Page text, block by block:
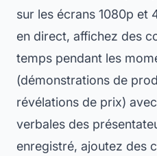
sur les écrans 1080p et
en direct, affichez des
temps pendant les
(démonstrations de
révélations de prix)
verbales des
enregistré, ajoutez des